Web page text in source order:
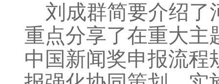
刘成群简要介绍了
重点分享了在重大主
中国新闻奖申报流程